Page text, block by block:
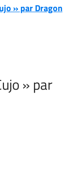
» par Dragon
» par